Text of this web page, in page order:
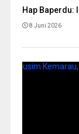
Hap Baperdu:
8 Juni 2026